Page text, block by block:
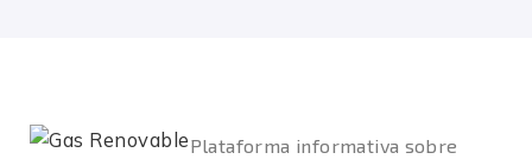
Plataforma informativa sobre